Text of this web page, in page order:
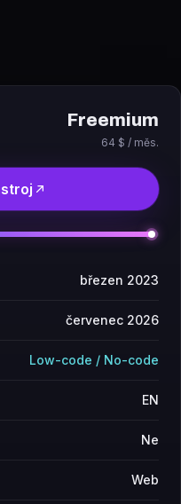
Freemium
64 $ / měs.
březen 2023
červenec 2026
Low-code / No-code
EN
Ne
Web